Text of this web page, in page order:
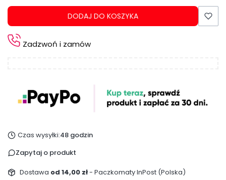
DODAJ DO KOSZYKA
Zadzwoń i zamów
Czas wysyłki:48 godzin
Zapytaj o produkt
Dostawa od 14,00 zł- Paczkomaty InPost (Polska)